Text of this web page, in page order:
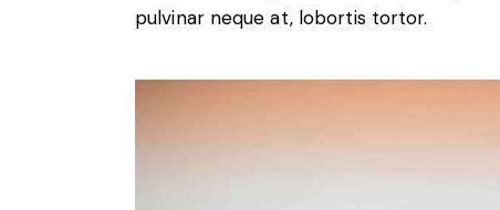
pulvinar neque at, lobortis tortor.